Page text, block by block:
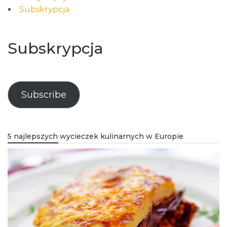
Subskrypcja
Subskrypcja
Subscribe
5 najlepszych wycieczek kulinarnych w Europie